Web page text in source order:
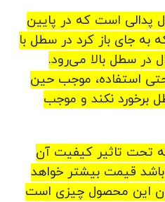
پدالی است که در پایین
به جای باز کرد در سطل با
در سطل بالا می‌رود.
استفاده، موجب حین
برخورد نکند و موجب
تحت تاثیر کیفیت آن
قیمت بیشتر خواهد
این محصول چیزی است